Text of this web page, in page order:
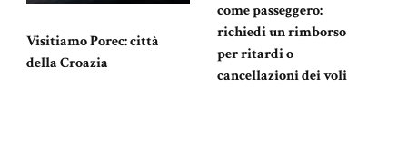
Visitiamo Porec: città
della Croazia
come passeggero:
richiedi un rimborso
per ritardi o
cancellazioni dei voli